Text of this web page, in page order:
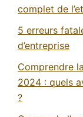
complet de
5 erreurs
d’entreprise
Comprendre
2024 : quels
?